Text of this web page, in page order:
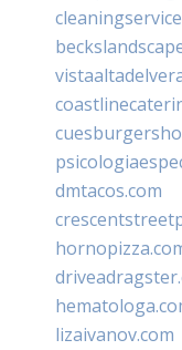
dmtacos.com
lizaivanov.com